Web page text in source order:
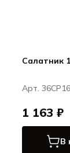
Салатник
Арт.
1 163 ₽
В